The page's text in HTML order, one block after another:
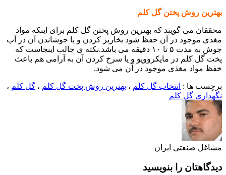
بهترین روش پختن گل کلم
محققان می گویند که بهترین روش پختن گل کلم برای اینکه مواد
مغذی موجود در آن حفظ شود بخارپز کردن و یا جوشاندن آن در آب
جوش به مدت ۵ تا ۱۰ دقیقه می باشد.نکته ی جالب اینجاست که
پخت گل کلم در مایکروویو و یا سرخ کردن آن به آرامی هم باعث
خفظ مواد مغذی موجود در آن می شود.
برچسب ها : انتخاب گل کلم ، بهترین روش پخت گل کلم ، گل کلم ،
نگهداری گل کلم
مشاغل صنعتی ایران
دیدگاهتان را بنویسید